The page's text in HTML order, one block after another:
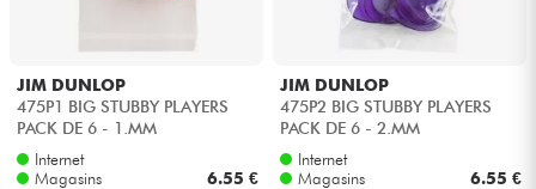
Casques
DJ
JIM DUNLOP
475P1 BIG STUBBY PLAYERS
PACK DE 6 - 1.MM
Internet
Magasins
6.55 €
JIM DUNLOP
475P2 BIG STUBBY PLAYERS
PACK DE 6 - 2.MM
Internet
Magasins
6.55 €